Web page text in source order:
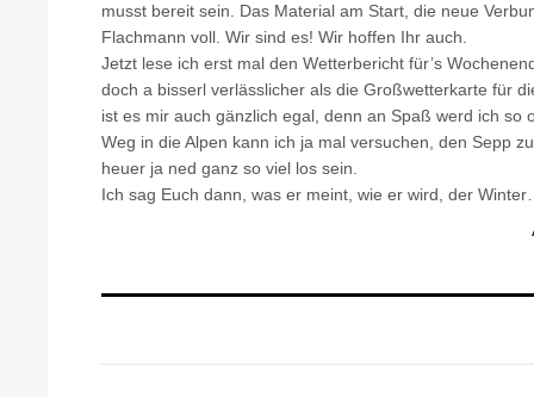
musst bereit sein. Das Material am Start, die neue
Flachmann voll. Wir sind es! Wir hoffen Ihr auch.
Jetzt lese ich erst mal den Wetterbericht für’s
doch a bisserl verlässlicher als die Großwetterkarte für
ist es mir auch gänzlich egal, denn an Spaß werd ich so
Weg in die Alpen kann ich ja mal versuchen, den Sepp
heuer ja ned ganz so viel los sein.
Ich sag Euch dann, was er meint, wie er wird, der